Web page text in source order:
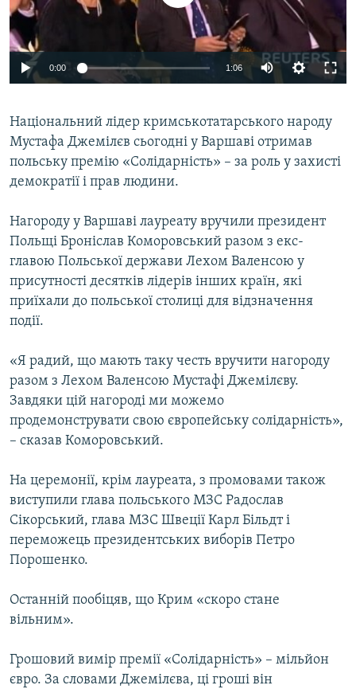
ВІДЕОУРОКИ «ELIFBE»
СВІДЧЕННЯ ОКУПАЦІЇ
УКРАЇНСЬКА ПРОБЛЕМА КРИМУ
Русский
Qırımtatar
Усі сайти RFE/RL
0:00 1:06
Національний лідер кримськотатарського народу
Мустафа Джемілєв сьогодні у Варшаві отримав
польську премію «Солідарність» – за роль у захисті
демократії і прав людини.
Нагороду у Варшаві лауреату вручили президент
Польщі Броніслав Коморовський разом з екс-
главою Польської держави Лехом Валенсою у
присутності десятків лідерів інших країн, які
приїхали до польської столиці для відзначення
події.
«Я радий, що мають таку честь вручити нагороду
разом з Лехом Валенсою Мустафі Джемілєву.
Завдяки цій нагороді ми можемо
продемонструвати свою європейську солідарність»,
– сказав Коморовський.
На церемонії, крім лауреата, з промовами також
виступили глава польського МЗС Радослав
Сікорський, глава МЗС Швеції Карл Більдт і
переможець президентських виборів Петро
Порошенко.
Останній пообіцяв, що Крим «скоро стане
вільним».
Грошовий вимір премії «Солідарність» – мільйон
євро. За словами Джемілєва, ці гроші він